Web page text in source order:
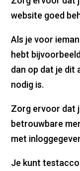
website goed
Als je voor
hebt
dan op dat je dit
nodig is.
Zorg ervoor dat
betrouwbare
met
Je kunt